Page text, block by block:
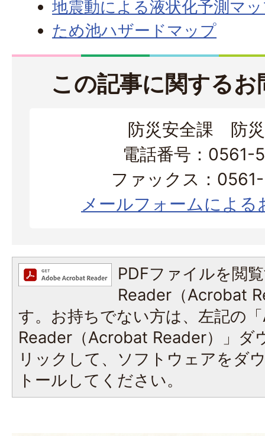
地震動による液状化予測マ
ため池ハザードマップ
この記事に関する
防災安全課 防
電話番号：0561-
ファックス：
メールフォームによる
PDFファイルを閲
Reader（Acrobat
す。お持ちでない方は、左記の
Reader（Acrobat Reader）」ダ
リックして、ソフトウェアをダ
トールしてください。